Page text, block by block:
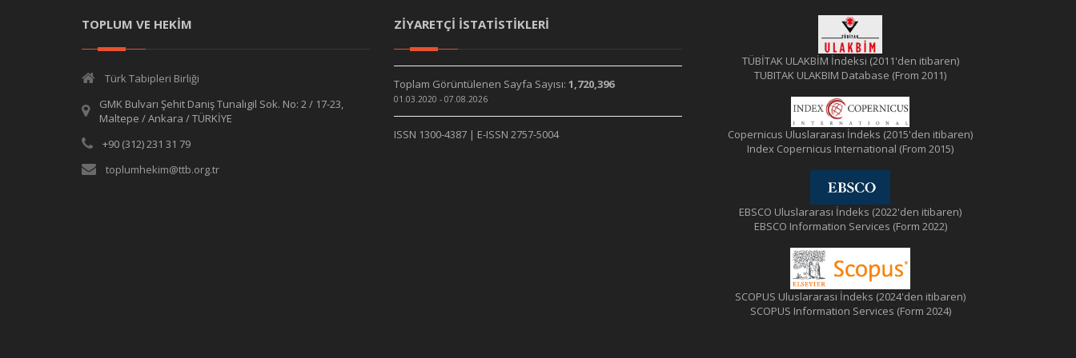
TOPLUM VE HEKİM
Türk Tabipleri Birliği
GMK Bulvarı Şehit Daniş Tunalıgil Sok. No: 2 / 17-23,
Maltepe / Ankara / TÜRKİYE
+90 (312) 231 31 79
toplumhekim@ttb.org.tr
ZİYARETÇİ İSTATİSTİKLERİ
Toplam Görüntülenen Sayfa Sayısı: 1,720,396
01.03.2020 - 07.08.2026
ISSN 1300-4387 | E-ISSN 2757-5004
TÜBİTAK ULAKBİM İndeksi (2011'den itibaren)
TUBITAK ULAKBIM Database (From 2011)
Copernicus Uluslararası İndeks (2015'den itibaren)
Index Copernicus International (From 2015)
EBSCO Uluslararası İndeks (2022'den itibaren)
EBSCO Information Services (Form 2022)
SCOPUS Uluslararası İndeks (2024'den itibaren)
SCOPUS Information Services (Form 2024)